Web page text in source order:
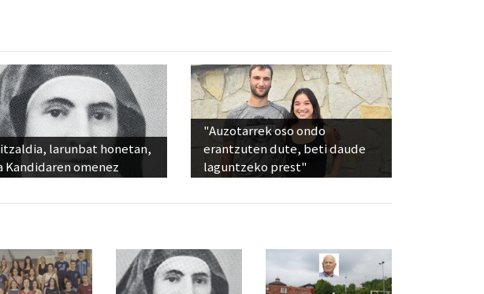
larunbat honetan,
Kandidaren omenez
"Auzotarrek oso ondo
erantzuten dute, beti daude
laguntzeko prest"